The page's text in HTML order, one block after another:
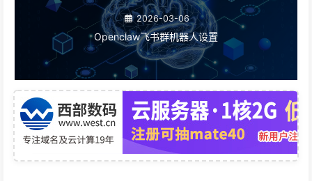
2026-03-06
Openclaw飞书群机器人设置